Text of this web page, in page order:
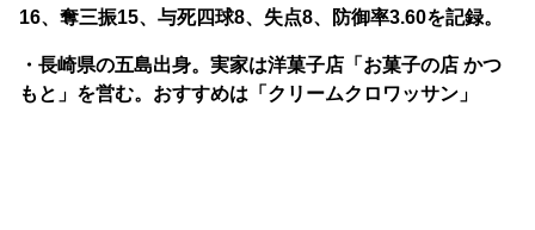
16、奪三振15、与死四球8、失点8、防御率3.60を記録。
・長崎県の五島出身。実家は洋菓子店「お菓子の店 かつ
もと」を営む。おすすめは「クリームクロワッサン」